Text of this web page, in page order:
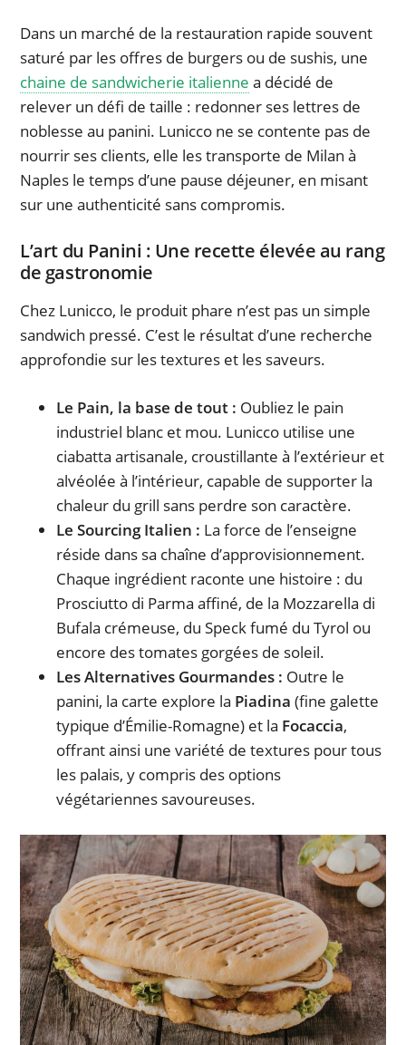
Dans un marché de la restauration rapide souvent
saturé par les offres de burgers ou de sushis, une
chaine de sandwicherie italienne a décidé de
relever un défi de taille : redonner ses lettres de
noblesse au panini. Lunicco ne se contente pas de
nourrir ses clients, elle les transporte de Milan à
Naples le temps d’une pause déjeuner, en misant
sur une authenticité sans compromis.
L’art du Panini : Une recette élevée au rang
de gastronomie
Chez Lunicco, le produit phare n’est pas un simple
sandwich pressé. C’est le résultat d’une recherche
approfondie sur les textures et les saveurs.
Le Pain, la base de tout : Oubliez le pain
industriel blanc et mou. Lunicco utilise une
ciabatta artisanale, croustillante à l’extérieur et
alvéolée à l’intérieur, capable de supporter la
chaleur du grill sans perdre son caractère.
Le Sourcing Italien : La force de l’enseigne
réside dans sa chaîne d’approvisionnement.
Chaque ingrédient raconte une histoire : du
Prosciutto di Parma affiné, de la Mozzarella di
Bufala crémeuse, du Speck fumé du Tyrol ou
encore des tomates gorgées de soleil.
Les Alternatives Gourmandes : Outre le
panini, la carte explore la Piadina (fine galette
typique d’Émilie-Romagne) et la Focaccia,
offrant ainsi une variété de textures pour tous
les palais, y compris des options
végétariennes savoureuses.